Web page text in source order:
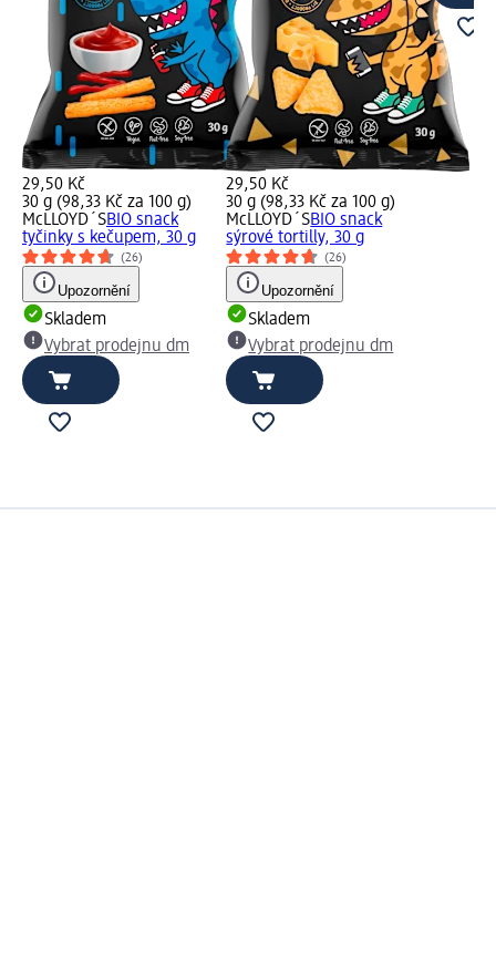
29,50 Kč
30 g (98,33 Kč za 100 g)
McLLOYD´SBIO snack
tyčinky s kečupem, 30 g
(26)
Upozornění
Skladem
Vybrat prodejnu dm
29,50 Kč
30 g (98,33 Kč za 100 g)
McLLOYD´SBIO snack
sýrové tortilly, 30 g
(26)
Upozornění
Skladem
Vybrat prodejnu dm